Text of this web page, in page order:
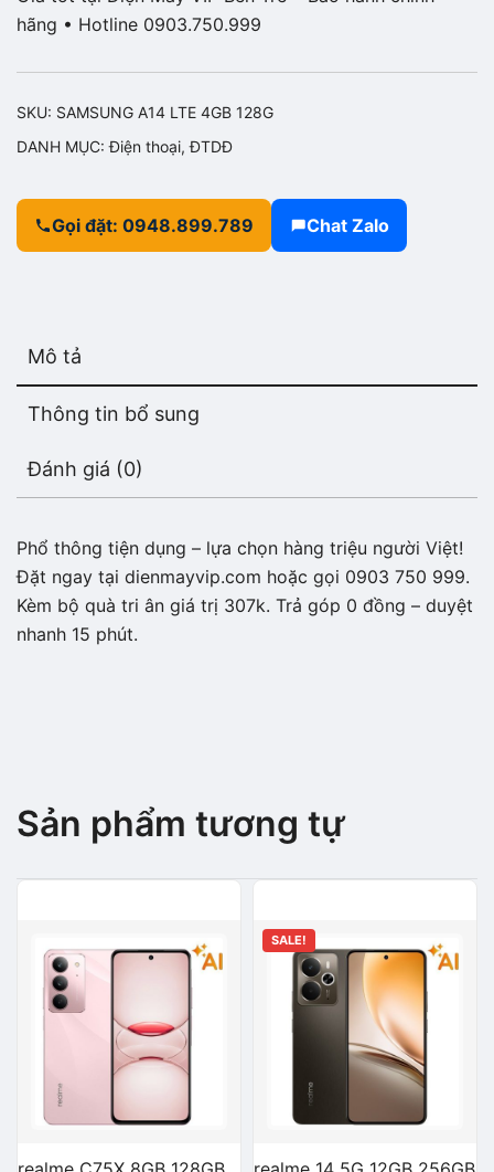
là:
4.490.000 ₫.là:
hãng • Hotline 0903.750.999
SKU: SAMSUNG A14 LTE 4GB 128G
DANH MỤC:Điện thoại,ĐTDĐ
Gọi đặt: 0948.899.789 Chat Zalo
Mô tả
Thông tin bổ sung
Đánh giá (0)
Phổ thông tiện dụng – lựa chọn hàng triệu người Việt!
Đặt ngay tại dienmayvip.com hoặc gọi 0903 750 999.
Kèm bộ quà tri ân giá trị 307k. Trả góp 0 đồng – duyệt
nhanh 15 phút.
Sản phẩm tương tự
SALE!